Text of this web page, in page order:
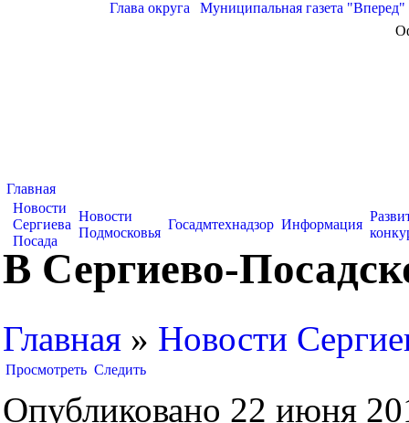
Глава округа Муниципальная газета "Вперед"
Главная
Новости
Сергиева
Посада
Новости
Подмосковья
Госадмтехнадзор Информация
В Сергиево-
Главная » Новости
Просмотреть Следить
Опубликовано 22 июня